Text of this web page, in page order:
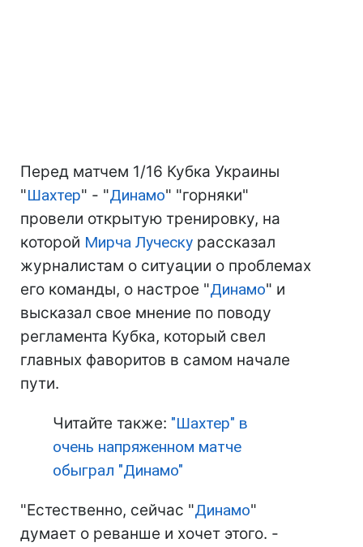
Перед матчем 1/16 Кубка Украины
"Шахтер" - "Динамо" "горняки"
провели открытую тренировку, на
которой Мирча Луческу рассказал
журналистам о ситуации о проблемах
его команды, о настрое "Динамо" и
высказал свое мнение по поводу
регламента Кубка, который свел
главных фаворитов в самом начале
пути.
Читайте также: "Шахтер" в
очень напряженном матче
обыграл "Динамо"
"Естественно, сейчас "Динамо"
думает о реванше и хочет этого. -